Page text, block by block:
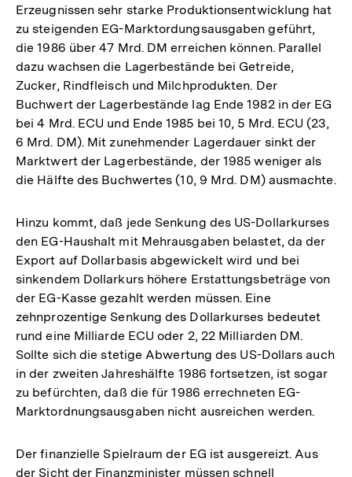
Erzeugnissen sehr starke Produktionsentwicklung hat
zu steigenden EG-Marktordungsausgaben geführt,
die 1986 über 47 Mrd. DM erreichen können. Parallel
dazu wachsen die Lagerbestände bei Getreide,
Zucker, Rindfleisch und Milchprodukten. Der
Buchwert der Lagerbestände lag Ende 1982 in der EG
bei 4 Mrd. ECU und Ende 1985 bei 10, 5 Mrd. ECU (23,
6 Mrd. DM). Mit zunehmender Lagerdauer sinkt der
Marktwert der Lagerbestände, der 1985 weniger als
die Hälfte des Buchwertes (10, 9 Mrd. DM) ausmachte.
Hinzu kommt, daß jede Senkung des US-Dollarkurses
den EG-Haushalt mit Mehrausgaben belastet, da der
Export auf Dollarbasis abgewickelt wird und bei
sinkendem Dollarkurs höhere Erstattungsbeträge von
der EG-Kasse gezahlt werden müssen. Eine
zehnprozentige Senkung des Dollarkurses bedeutet
rund eine Milliarde ECU oder 2, 22 Milliarden DM.
Sollte sich die stetige Abwertung des US-Dollars auch
in der zweiten Jahreshälfte 1986 fortsetzen, ist sogar
zu befürchten, daß die für 1986 errechneten EG-
Marktordnungsausgaben nicht ausreichen werden.
Der finanzielle Spielraum der EG ist ausgereizt. Aus
der Sicht der Finanzminister müssen schnell